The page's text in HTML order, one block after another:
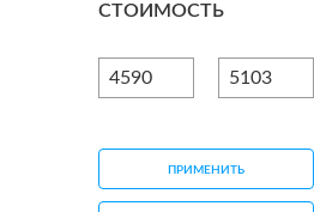
УМНЫЙ ДОМ И БЕЗОПАСНОСТЬ
СЕТЕВОЕ ОБОРУДОВАНИЕ
ТОВАРЫ ДЛЯ ПИТОМЦЕВ
ТОВАРЫ ДЛЯ СПОРТА И ОТДЫХА
CТОИМОСТЬ
ПРИМЕНИТЬ